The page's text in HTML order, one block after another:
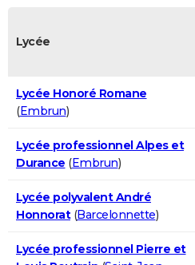
Lycée
Lycée Honoré Romane
(Embrun)
Lycée professionnel Alpes et
Durance (Embrun)
Lycée polyvalent André
Honnorat(Barcelonnette)
Lycée professionnel Pierre et